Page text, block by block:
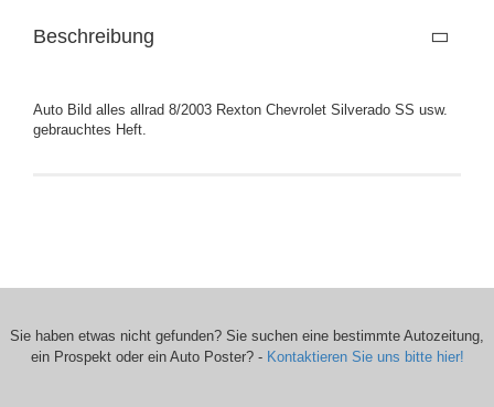
Beschreibung
Auto Bild alles allrad 8/2003 Rexton Chevrolet Silverado SS usw.
gebrauchtes Heft.
Sie haben etwas nicht gefunden? Sie suchen eine bestimmte Autozeitung,
ein Prospekt oder ein Auto Poster? - Kontaktieren Sie uns bitte hier!